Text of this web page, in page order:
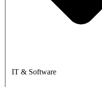
IT & Software